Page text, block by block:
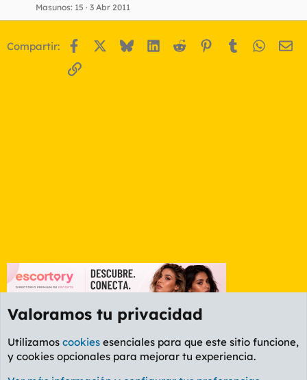
Masunos 15 3 Abr 2011
Compartir: Facebook BlueskyLinkedIn
Reddit Pinterest
Tumblr
Enlace
Foro General
Valoramos tu privacidad
Utilizamos cookies esenciales para que este sitio funcione,
y cookies opcionales para mejorar tu experiencia.